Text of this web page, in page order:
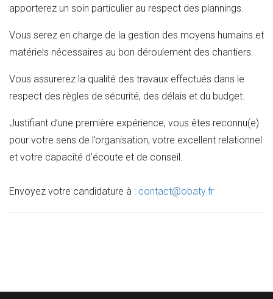
apporterez un soin particulier au respect des plannings.
Vous serez en charge de la gestion des moyens humains et
matériels nécessaires au bon déroulement des chantiers.
Vous assurerez la qualité des travaux effectués dans le
respect des règles de sécurité, des délais et du budget.
Justifiant d’une première expérience, vous êtes reconnu(e)
pour votre sens de l’organisation, votre excellent relationnel
et votre capacité d’écoute et de conseil.
Envoyez votre candidature à : contact@obaty.fr